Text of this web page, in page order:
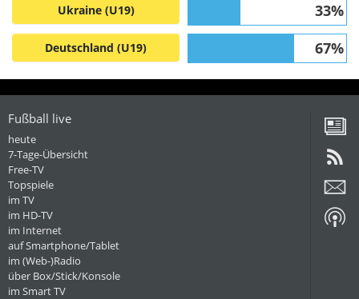
Ukraine (U19) 33%
Deutschland (U19) 67%
Fußball live
heute
7-Tage-Übersicht
Free-TV
Topspiele
im TV
im HD-TV
im Internet
auf Smartphone/Tablet
im (Web-)Radio
über Box/Stick/Konsole
im Smart TV